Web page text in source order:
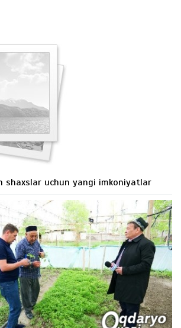
shaxslar uchun yangi imkoniyatlar